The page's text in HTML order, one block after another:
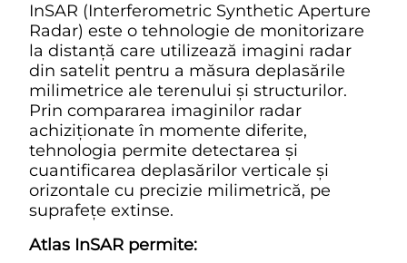
InSAR (Interferometric Synthetic Aperture
Radar) este o tehnologie de monitorizare
la distanță care utilizează imagini radar
din satelit pentru a măsura deplasările
milimetrice ale terenului și structurilor.
Prin compararea imaginilor radar
achiziționate în momente diferite,
tehnologia permite detectarea și
cuantificarea deplasărilor verticale și
orizontale cu precizie milimetrică, pe
suprafețe extinse.
Atlas InSAR permite: